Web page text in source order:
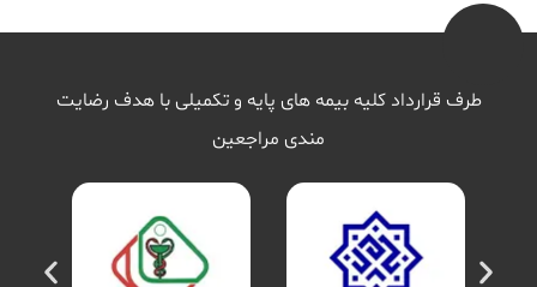
طرف قرارداد کلیه بیمه های پایه و تکمیلی با هدف رضایت
مندی مراجعین